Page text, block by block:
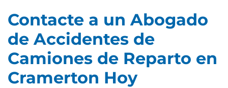
Contacte a un Abogado
de Accidentes de
Camiones de Reparto en
Cramerton Hoy